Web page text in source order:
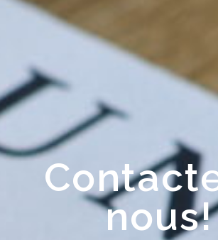
nous!